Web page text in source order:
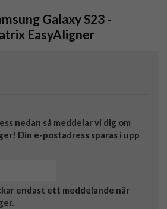
Galaxy S23 -
EasyAligner
nedan så meddelar vi dig om
Din e-postadress sparas i upp
endast ett meddelande när